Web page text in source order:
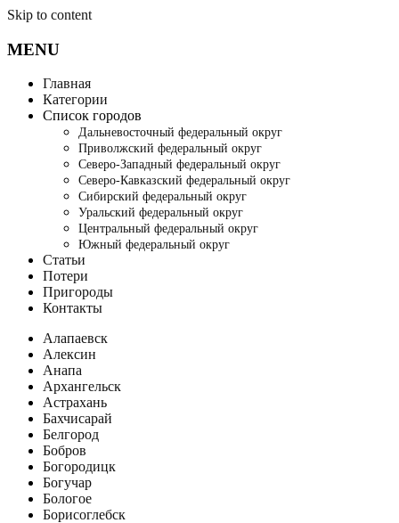
Skip to content
MENU
Главная
Категории
Список городов
Дальневосточный федеральный округ
Приволжский федеральный округ
Северо-Западный федеральный округ
Северо-Кавказский федеральный округ
Сибирский федеральный округ
Уральский федеральный округ
Центральный федеральный округ
Южный федеральный округ
Статьи
Потери
Пригороды
Контакты
Алапаевск
Алексин
Анапа
Архангельск
Астрахань
Бахчисарай
Белгород
Бобров
Богородицк
Богучар
Бологое
Борисоглебск